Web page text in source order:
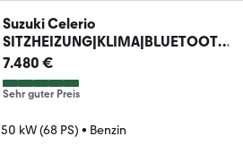
Suzuki Celerio
SITZHEIZUNG|KLIMA|BLUETOOTH
|SERVICE NEU
7.480 €
Sehr guter Preis
50 kW (68 PS) • Benzin